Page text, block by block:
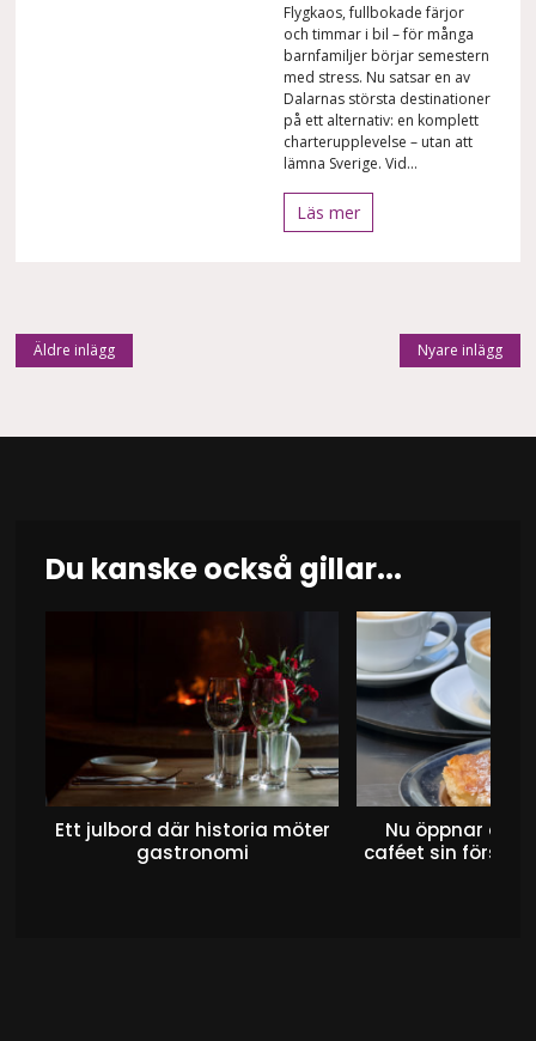
Flygkaos, fullbokade färjor
och timmar i bil – för många
barnfamiljer börjar semestern
med stress. Nu satsar en av
Dalarnas största destinationer
på ett alternativ: en komplett
charterupplevelse – utan att
lämna Sverige. Vid...
Läs mer
Inläggsnavigering
Äldre inlägg Nyare inlägg
Du kanske också gillar...
Ett julbord där historia möter
gastronomi
Nu öppnar det
caféet sin första